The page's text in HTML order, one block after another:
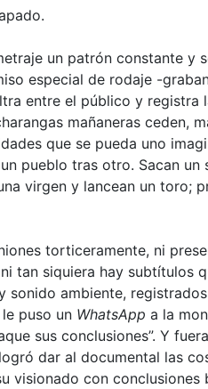
un patrón constante y
especial de rodaje -
entre el público y registra
mañaneras ceden,
que se pueda uno
pueblo tras otro. Sacan un
virgen y lancean un toro;
torticeramente, ni
tan siquiera hay subtítulos
sonido ambiente,
puso un WhatsApp a la
sus conclusiones”. Y
dar al documental las
visionado con conclusiones